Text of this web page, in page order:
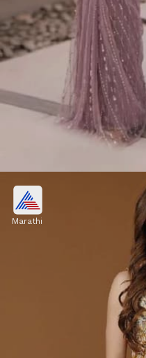
शिमरी नेट फॅब्रिकची रेडी-
उत्तम मानली जाते. तिचं
वयोगटातील
Image credits: pinterest
Marathi